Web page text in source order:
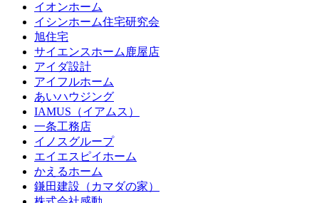
イオンホーム
イシンホーム住宅研究会
旭住宅
サイエンスホーム鹿屋店
アイダ設計
アイフルホーム
あいハウジング
IAMUS（イアムス）
一条工務店
イノスグループ
エイエスピイホーム
かえるホーム
鎌田建設（カマダの家）